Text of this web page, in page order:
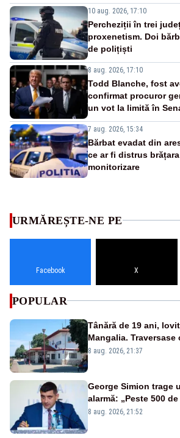
10 aug. 2026, 17:10
Percheziții în trei
proxenetism. Doi
de polițiști
8 aug. 2026, 17:10
Todd Blanche, fost
confirmat procuror
un vot la limită în
7 aug. 2026, 15:34
Bărbat evadat din
ce ar fi distrus
monitorizare
URMĂREȘTE-NE PE
Facebook X
POPULAR
Tânără de 19 ani,
Mangalia.
liniile printr-un loc
8 aug. 2026, 21:37
George Simion trage
alarmă: „Peste 500
vedem dacă ciobanii
8 aug. 2026, 21:52